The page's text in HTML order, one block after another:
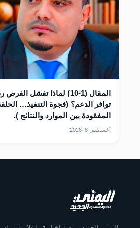
المقال (1-10) لماذا تفشل
توافر الدعم؟ (فجوة التنفيذ…
المفقودة بين الموارد والنتائج ).
أغسطس 8, 2026